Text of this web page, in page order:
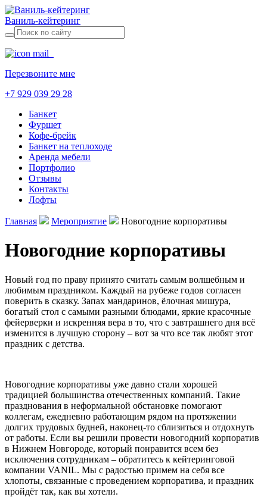
Ваниль-кейтеринг
Перезвоните мне
+7 929 039 29 28
Банкет
Фуршет
Кофе-брейк
Банкет на теплоходе
Аренда мебели
Портфолио
Отзывы
Контакты
Лофты
Главная Мероприятие Новогодние корпоративы
Новогодние корпоративы
Новый год по праву принято считать самым волшебным и
любимым праздником. Каждый на рубеже годов согласен
поверить в сказку. Запах мандаринов, ёлочная мишура,
богатый стол с самыми разными блюдами, яркие красочные
фейерверки и искренняя вера в то, что с завтрашнего дня всё
изменится в лучшую сторону – вот за что все так любят этот
праздник с детства.
Новогодние корпоративы уже давно стали хорошей
традицией большинства отечественных компаний. Такие
празднования в неформальной обстановке помогают
коллегам, ежедневно работающим рядом на протяжении
долгих трудовых будней, наконец-то сблизиться и отдохнуть
от работы. Если вы решили провести новогодний корпоратив
в Нижнем Новгороде, который понравится всем без
исключения сотрудникам – обратитесь к кейтеринговой
компании VANIL. Мы с радостью примем на себя все
хлопоты, связанные с проведением корпоратива, и праздник
пройдёт так, как вы хотели.